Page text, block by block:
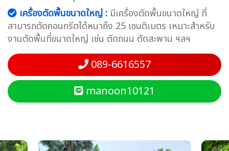
เครื่องตัดพื้นขนาดใหญ่ : มีเครื่องตัดพื้นขนาดใหญ่ ที่
สามารถตัดคอนกรีตได้หนาถึง 25 เซนติเมตร เหมาะสำหรับ
งานตัดพื้นที่ขนาดใหญ่ เช่น ตัดถนน ตัดสะพาน ฯลฯ
089-6616557
manoon10121